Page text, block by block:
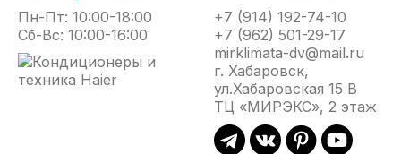
Пн-Пт: 10:00-18:00
Сб-Вс: 10:00-16:00
+7 (914) 192-74-10
+7 (962) 501-29-17
mirklimata-dv@mail.ru
г. Хабаровск,
ул.Хабаровская 15 В
ТЦ «МИРЭКС», 2 этаж